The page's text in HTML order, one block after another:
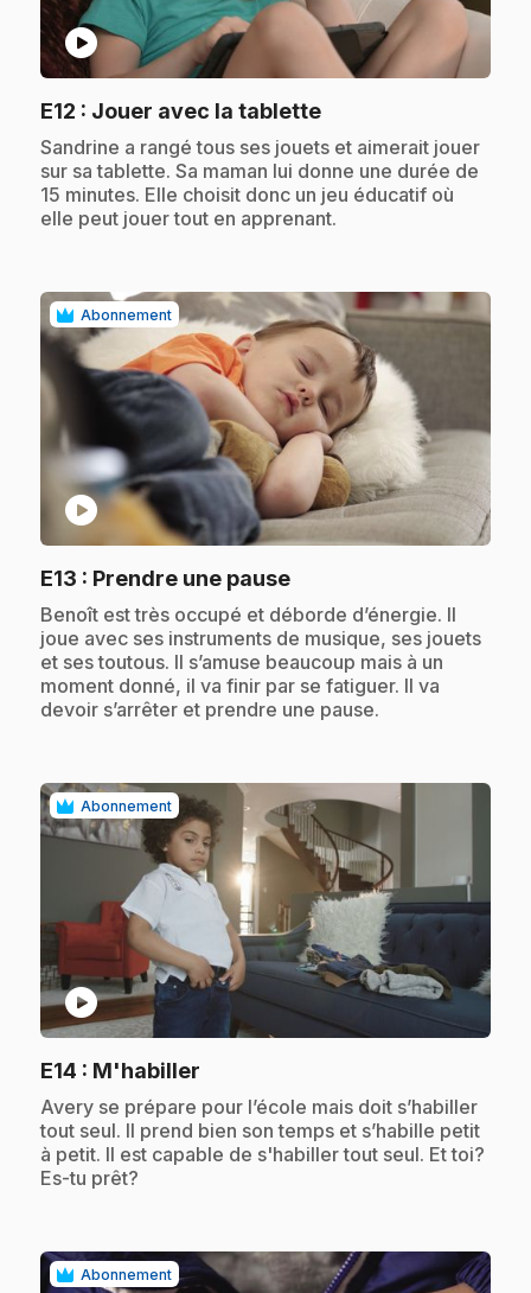
play_circle
E12 : Jouer avec la tablette.
.Sandrine a rangé tous ses jouets et aimerait jouer
sur sa tablette. Sa maman lui donne une durée de
15 minutes. Elle choisit donc un jeu éducatif où
elle peut jouer tout en apprenant.
Abonnement
play_circle
E13 : Prendre une pause.
.Benoît est très occupé et déborde d’énergie. Il
joue avec ses instruments de musique, ses jouets
et ses toutous. Il s’amuse beaucoup mais à un
moment donné, il va finir par se fatiguer. Il va
devoir s’arrêter et prendre une pause.
Abonnement
play_circle
E14 : M'habiller
.Avery se prépare pour l’école mais doit s’habiller
tout seul. Il prend bien son temps et s’habille petit
à petit. Il est capable de s'habiller tout seul. Et toi?
Es-tu prêt?
Abonnement